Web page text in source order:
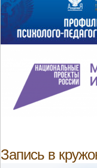
Запись в